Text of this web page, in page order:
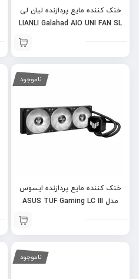
خنک کننده مایع پردازنده لیان لی
LIANLI Galahad AIO UNI FAN SL
ناموجود
خنک کننده مایع پردازنده ایسوس
مدل ASUS TUF Gaming LC III
ناموجود